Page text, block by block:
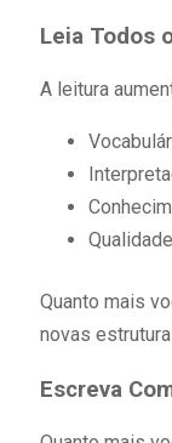
Leia Todos
A leitura
Quanto mais
novas
Escreva